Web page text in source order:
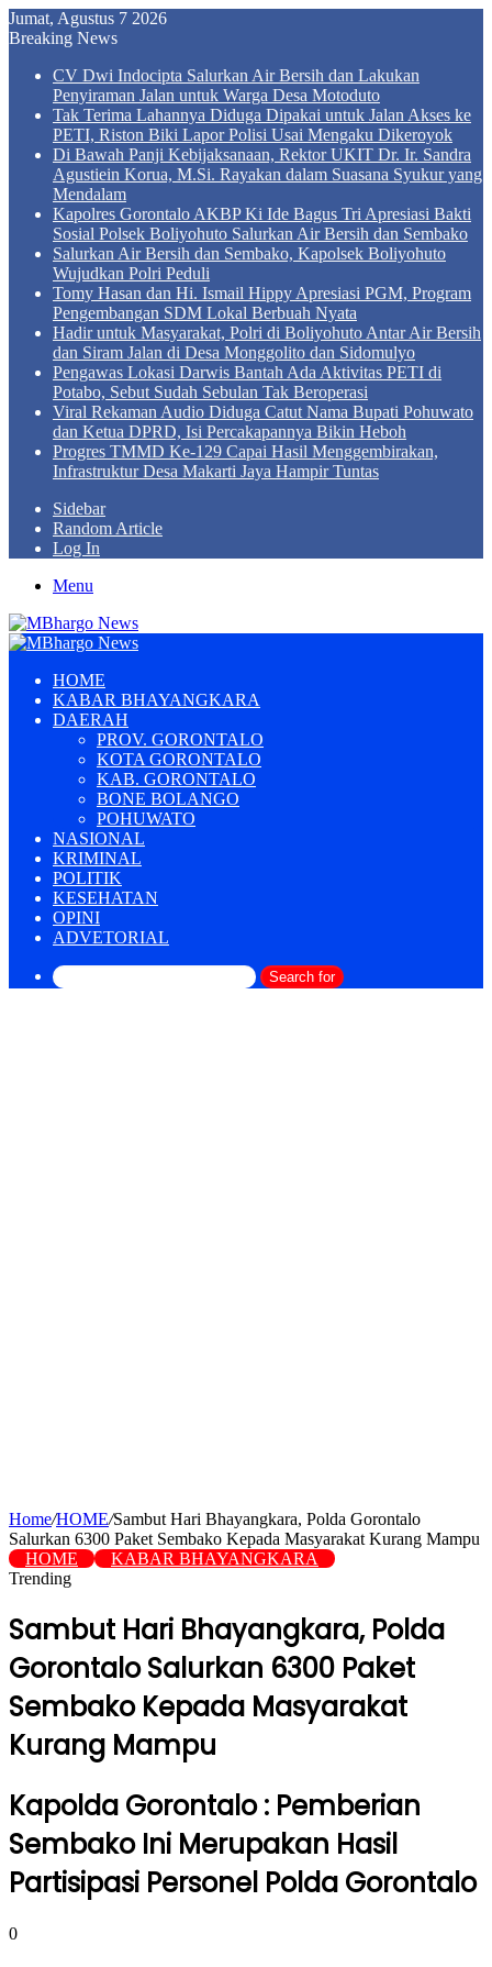
Jumat, Agustus 7 2026
Breaking News
CV Dwi Indocipta Salurkan Air Bersih dan Lakukan
Penyiraman Jalan untuk Warga Desa Motoduto
Tak Terima Lahannya Diduga Dipakai untuk Jalan Akses ke
PETI, Riston Biki Lapor Polisi Usai Mengaku Dikeroyok
Di Bawah Panji Kebijaksanaan, Rektor UKIT Dr. Ir. Sandra
Agustiein Korua, M.Si. Rayakan dalam Suasana Syukur yang
Mendalam
Kapolres Gorontalo AKBP Ki Ide Bagus Tri Apresiasi Bakti
Sosial Polsek Boliyohuto Salurkan Air Bersih dan Sembako
Salurkan Air Bersih dan Sembako, Kapolsek Boliyohuto
Wujudkan Polri Peduli
Tomy Hasan dan Hi. Ismail Hippy Apresiasi PGM, Program
Pengembangan SDM Lokal Berbuah Nyata
Hadir untuk Masyarakat, Polri di Boliyohuto Antar Air Bersih
dan Siram Jalan di Desa Monggolito dan Sidomulyo
Pengawas Lokasi Darwis Bantah Ada Aktivitas PETI di
Potabo, Sebut Sudah Sebulan Tak Beroperasi
Viral Rekaman Audio Diduga Catut Nama Bupati Pohuwato
dan Ketua DPRD, Isi Percakapannya Bikin Heboh
Progres TMMD Ke-129 Capai Hasil Menggembirakan,
Infrastruktur Desa Makarti Jaya Hampir Tuntas
Sidebar
Random Article
Log In
Menu
HOME
KABAR BHAYANGKARA
DAERAH
PROV. GORONTALO
KOTA GORONTALO
KAB. GORONTALO
BONE BOLANGO
POHUWATO
NASIONAL
KRIMINAL
POLITIK
KESEHATAN
OPINI
ADVETORIAL
Search for
Home/HOME/Sambut Hari Bhayangkara, Polda Gorontalo
Salurkan 6300 Paket Sembako Kepada Masyarakat Kurang Mampu
HOME
KABAR BHAYANGKARA
Trending
Sambut Hari Bhayangkara, Polda
Gorontalo Salurkan 6300 Paket
Sembako Kepada Masyarakat
Kurang Mampu
Kapolda Gorontalo : Pemberian
Sembako Ini Merupakan Hasil
Partisipasi Personel Polda Gorontalo
0